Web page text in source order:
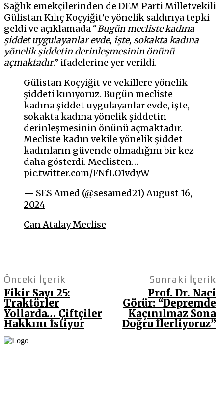
Sağlık emekçilerinden de DEM Parti Milletvekili
Gülistan Kılıç Koçyiğit’e yönelik saldırıya tepki
geldi ve açıklamada “Bugün mecliste kadına
şiddet uygulayanlar evde, işte, sokakta kadına
yönelik şiddetin derinleşmesinin önünü
açmaktadır.” ifadelerine yer verildi.
Gülistan Koçyiğit ve vekillere yönelik
şiddeti kınıyoruz. Bugün mecliste
kadına şiddet uygulayanlar evde, işte,
sokakta kadına yönelik şiddetin
derinleşmesinin önünü açmaktadır.
Mecliste kadın vekile yönelik şiddet
kadınların güvende olmadığını bir kez
daha gösterdi. Meclisten…
pic.twitter.com/FNfLO1vdyW
— SES Amed (@sesamed21)August 16,
2024
Can Atalay Meclise
Önceki İçerik
Fikir Sayı 25:
Traktörler
Yollarda… Çiftçiler
Hakkını İstiyor
Sonraki İçerik
Prof. Dr. Naci
Görür: “Depremde
Kaçınılmaz Sona
Doğru İlerliyoruz”